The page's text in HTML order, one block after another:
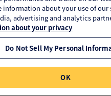
オプション（新株予約権
らせ
information about your use of
advertising and analytics
about your privacy
Do Not Sell My Personal
OK